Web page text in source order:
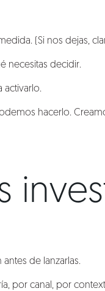
(Si nos dejas,
necesitas decidir.
activarlo.
hacerlo.
de lanzarlas.
por canal, por